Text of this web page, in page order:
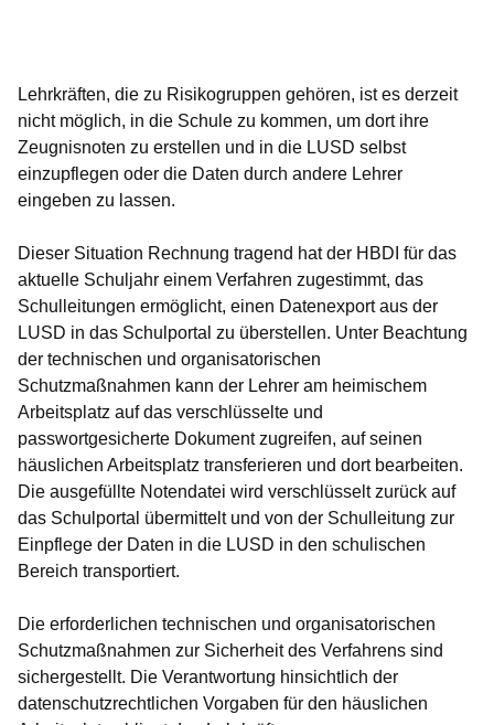
Lehrkräften, die zu Risikogruppen gehören, ist es derzeit
nicht möglich, in die Schule zu kommen, um dort ihre
Zeugnisnoten zu erstellen und in die LUSD selbst
einzupflegen oder die Daten durch andere Lehrer
eingeben zu lassen.
Dieser Situation Rechnung tragend hat der HBDI für das
aktuelle Schuljahr einem Verfahren zugestimmt, das
Schulleitungen ermöglicht, einen Datenexport aus der
LUSD in das Schulportal zu überstellen. Unter Beachtung
der technischen und organisatorischen
Schutzmaßnahmen kann der Lehrer am heimischem
Arbeitsplatz auf das verschlüsselte und
passwortgesicherte Dokument zugreifen, auf seinen
häuslichen Arbeitsplatz transferieren und dort bearbeiten.
Die ausgefüllte Notendatei wird verschlüsselt zurück auf
das Schulportal übermittelt und von der Schulleitung zur
Einpflege der Daten in die LUSD in den schulischen
Bereich transportiert.
Die erforderlichen technischen und organisatorischen
Schutzmaßnahmen zur Sicherheit des Verfahrens sind
sichergestellt. Die Verantwortung hinsichtlich der
datenschutzrechtlichen Vorgaben für den häuslichen